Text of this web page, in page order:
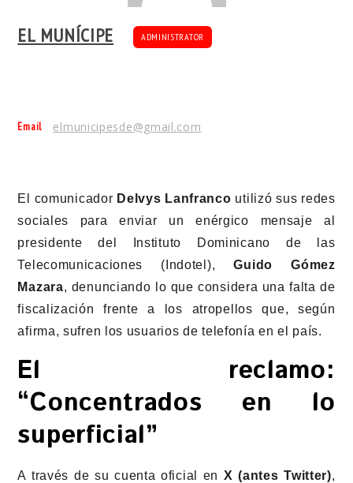
EL MUNÍCIPE ADMINISTRATOR
Email elmunicipesde@gmail.com
El comunicador Delvys Lanfranco utilizó sus redes
sociales para enviar un enérgico mensaje al
presidente del Instituto Dominicano de las
Telecomunicaciones (Indotel),Guido Gómez
Mazara, denunciando lo que considera una falta de
fiscalización frente a los atropellos que, según
afirma, sufren los usuarios de telefonía en el país.
El reclamo:
“Concentrados en lo
superficial”
A través de su cuenta oficial en X (antes Twitter),